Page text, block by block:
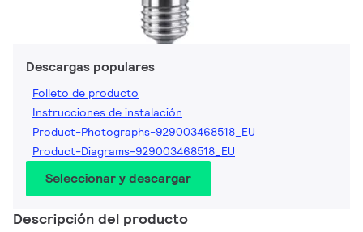
Descargas populares
Folleto de producto
Instrucciones de instalación
Product-Photographs-929003468518_EU
Product-Diagrams-929003468518_EU
Seleccionar y descargar
Descripción del producto